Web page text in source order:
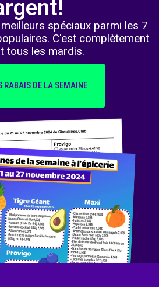
spéciaux parmi les 7
C'est complètement
tous les mardis.
RABAIS DE LA SEMAINE